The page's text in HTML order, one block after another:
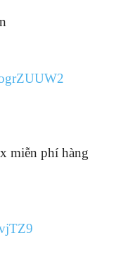
miễn phí hàng